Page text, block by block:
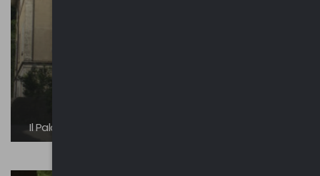
Il Palazzone | Breglia